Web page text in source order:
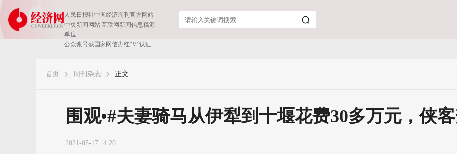
人民日报社中国经济周刊官方网站
中央新闻网站 互联网新闻信息稿源
单位
公众账号获国家网信办红“V”认证
首页 周刊杂志 正文
围观•#夫妻骑马从伊犁到十堰花费30多万元，侠
2021-05-17 14:20